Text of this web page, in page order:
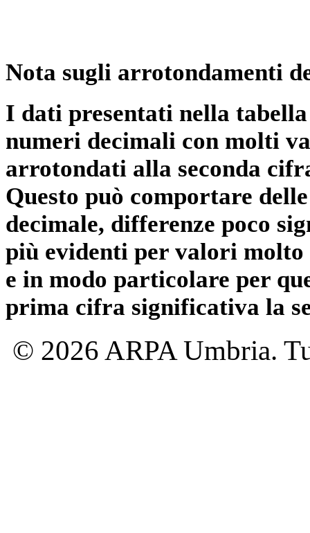
Nota sugli arrotondamenti
I dati presentati nella
numeri decimali con molti
arrotondati alla seconda
Questo può comportare
decimale, differenze poco
più evidenti per valori
e in modo particolare per
prima cifra significativa la
© 2026 ARPA Umbria.